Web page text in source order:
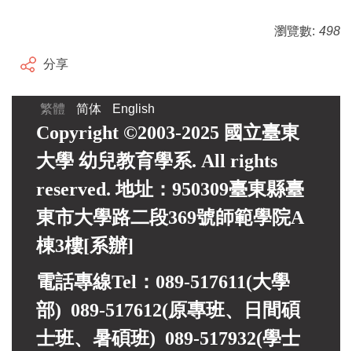
瀏覽數: 498
分享
繁體 简体 English
Copyright ©2003-2025 國立臺東
大學 幼兒教育學系. All rights
reserved. 地址：950309臺東縣臺
東市大學路二段369號師範學院A
棟3樓[系辦]
電話專線Tel：089-517611(大學
部) 089-517612(原專班、日間碩
士班、暑碩班) 089-517932(學士